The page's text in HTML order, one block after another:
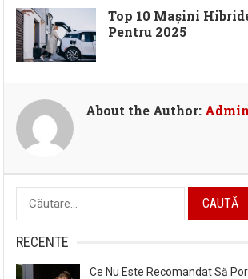
Top 10 Mașini
Pentru 2025
About the Author: Admin
Caută
după:
RECENTE
Ce Nu Este Recomandat Să